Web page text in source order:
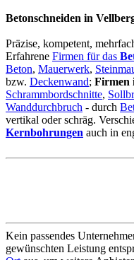
Betonschneiden in
Präzise, kompetent,
Erfahrene Firmen für das
Beton, Mauerwerk,
bzw. Deckenwand; Firmen
Schrammbordschnitte,
Wanddurchbruch - durch
vertikal oder schräg.
Kernbohrungen auch in
Kein passendes
gewünschten Leistung